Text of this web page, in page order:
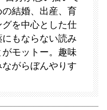
結婚、出産、育
を中心とした仕
もならない読み
モットー。趣味
がらぼんやりす